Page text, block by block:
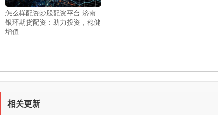
怎么样配资炒股配资平台 济南
银环期货配资：助力投资，稳健
增值
相关更新